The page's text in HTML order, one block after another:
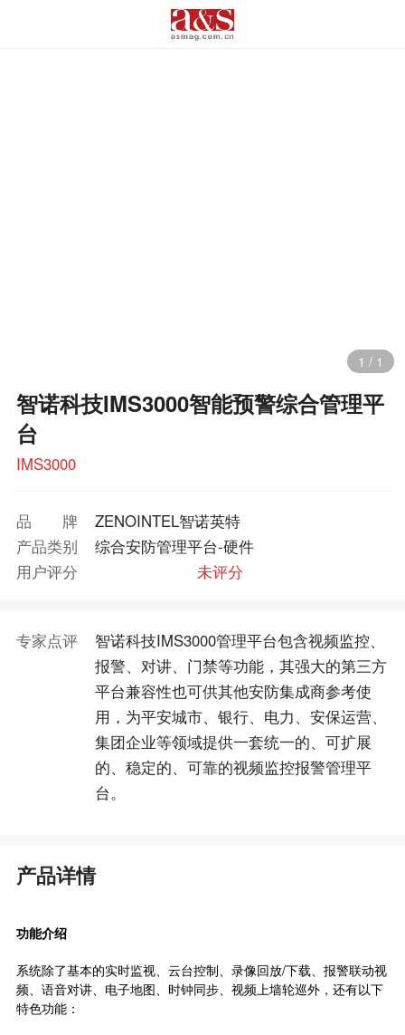
1 / 1
智诺科技IMS3000智能预警综合管理平
台
IMS3000
品牌
ZENOINTEL智诺英特
产品类别
综合安防管理平台-硬件
用户评分
未评分
专家点评
智诺科技IMS3000管理平台包含视频监控、
报警、对讲、门禁等功能，其强大的第三方
平台兼容性也可供其他安防集成商参考使
用，为平安城市、银行、电力、安保运营、
集团企业等领域提供一套统一的、可扩展
的、稳定的、可靠的视频监控报警管理平
台。
产品详情
功能介绍
系统除了基本的实时监视、云台控制、录像回放/下载、报警联动视
频、语音对讲、电子地图、时钟同步、视频上墙轮巡外，还有以下
特色功能：